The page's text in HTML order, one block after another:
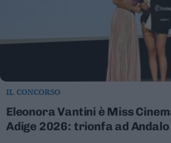
IL CONCORSO
Eleonora Vantini è Miss
Adige 2026: trionfa ad Andalo